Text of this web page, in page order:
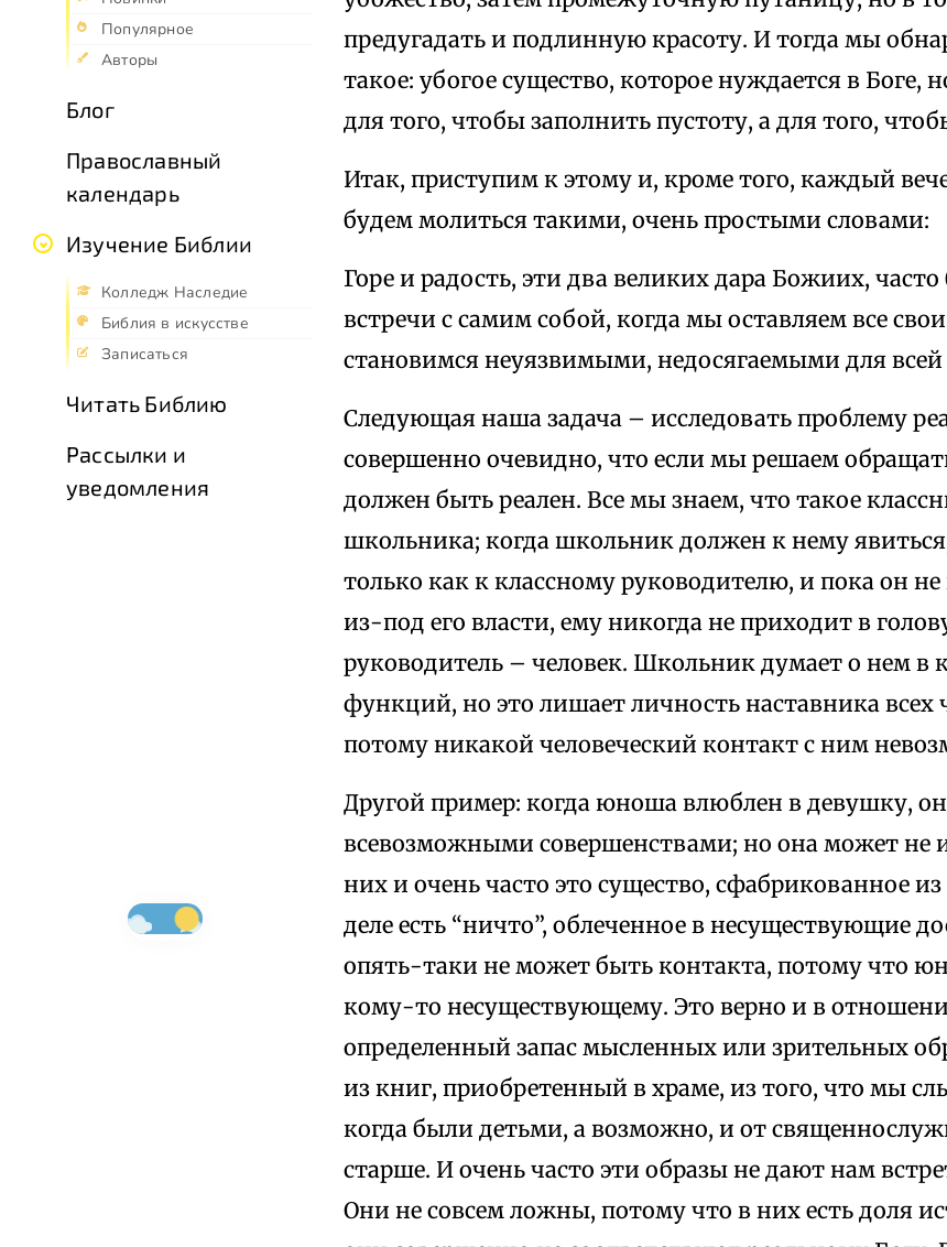
Популярное
Авторы
Блог
Православный
календарь
Изучение Библии
Колледж Наследие
Библия в искусстве
Записаться
Читать Библию
Рассылки и
уведомления
предугадать и подлинную красоту. И тогда мы
такое: убогое существо, которое нуждается в Боге,
для того, чтобы заполнить пустоту, а для того,
Итак, приступим к этому и, кроме того, каждый
будем молиться такими, очень простыми словами:
Горе и радость, эти два великих дара Божиих,
встречи с самим собой, когда мы оставляем все
становимся неуязвимыми, недосягаемыми для
Следующая наша задача – исследовать проблему
совершенно очевидно, что если мы решаем
должен быть реален. Все мы знаем, что такое
школьника; когда школьник должен к нему
только как к классному руководителю, и пока он
из-под его власти, ему никогда не приходит в
руководитель – человек. Школьник думает о нем в
функций, но это лишает личность наставника всех
потому никакой человеческий контакт с ним
Другой пример: когда юноша влюблен в девушку, он
всевозможными совершенствами; но она может не
них и очень часто это существо, сфабрикованное
деле есть “ничто”, облеченное в несуществующие
опять-таки не может быть контакта, потому что
кому-то несуществующему. Это верно и в
определенный запас мысленных или зрительных
из книг, приобретенный в храме, из того, что мы
когда были детьми, а возможно, и от
старше. И очень часто эти образы не дают нам
Они не совсем ложны, потому что в них есть доля